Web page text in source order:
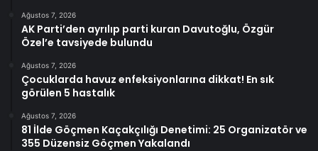
Ağustos 7, 2026
AK Parti’den ayrılıp parti kuran Davutoğlu, Özgür
Özel’e tavsiyede bulundu
Ağustos 7, 2026
Çocuklarda havuz enfeksiyonlarına dikkat! En sık
görülen 5 hastalık
Ağustos 7, 2026
81 İlde Göçmen Kaçakçılığı Denetimi: 25 Organizatör ve
355 Düzensiz Göçmen Yakalandı